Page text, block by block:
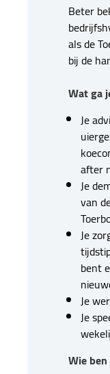
Beter
als de
bij de
Wat ga
Je
after
Je
van
Je
bent
Je
Je
Wie